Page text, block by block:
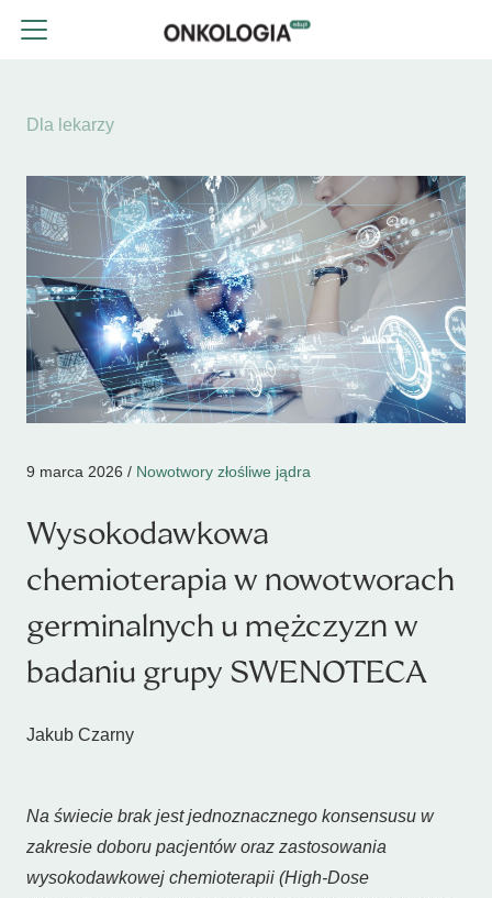
Dla lekarzy
9 marca 2026 / Nowotwory złośliwe jądra
Wysokodawkowa
chemioterapia w nowotworach
germinalnych u mężczyzn w
badaniu grupy SWENOTECA
Jakub Czarny
Na świecie brak jest jednoznacznego konsensusu w
zakresie doboru pacjentów oraz zastosowania
wysokodawkowej chemioterapii (High-Dose